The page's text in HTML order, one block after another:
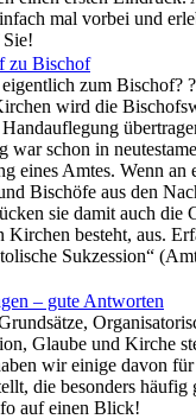
mal vorbei und
zu Bischof
zum Bischof?
wird die
war schon in
eines Amtes. Wenn an
Bischöfe aus den
sie damit auch die
Kirchen besteht, aus.
Sukzession“
– gute Antworten
Glaube und Kirche
wir einige davon
die besonders
auf einen Blick!